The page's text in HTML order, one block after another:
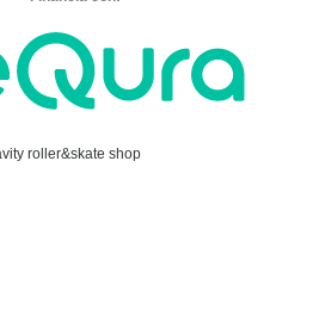
roller&skate shop